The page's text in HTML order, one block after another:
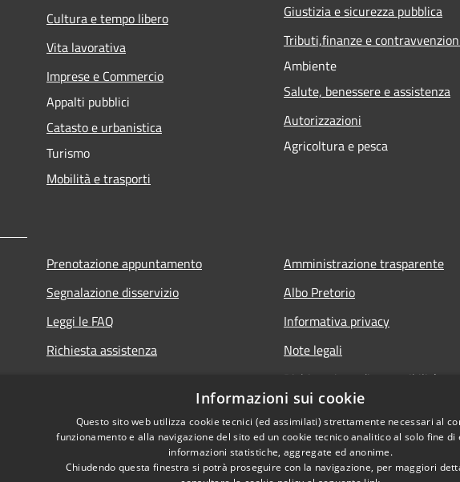
Cultura e tempo libero
Vita lavorativa
Imprese e Commercio
Appalti pubblici
Catasto e urbanistica
Turismo
Mobilità e trasporti
Giustizia e sicurezza pubblica
Tributi,finanze e
Ambiente
Salute, benessere e assistenza
Autorizzazioni
Agricoltura e pesca
Prenotazione appuntamento
Segnalazione disservizio
Leggi le FAQ
Richiesta assistenza
Amministrazione trasparente
Albo Pretorio
Informativa privacy
Note legali
Dichiarazione di accessibilità
Whisteblowing
Informazioni sui cookie
Questo sito web utilizza cookie tecnici (ed assimilati) strettamente necessari al
funzionamento e alla navigazione del sito ed un cookie tecnico analitico al solo fine di
informazioni statistiche, aggregate ed anonime.
Chiudendo questa finestra si potrà proseguire con la navigazione, per maggiori